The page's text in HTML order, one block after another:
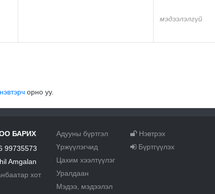
мэдээлэлгүй
нэвтэрч орно уу.
БАРИХ
99735573
Amgalan
хот
Адууны бүртгэл
Үржүүлэгчид
Цахим хээлтүүлэг
Уралдаан
Мэдээ, мэдээлэл
Нэвтрэх
Бүртгүүлэх